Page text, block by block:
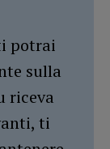
potrai
sulla
riceva
ti